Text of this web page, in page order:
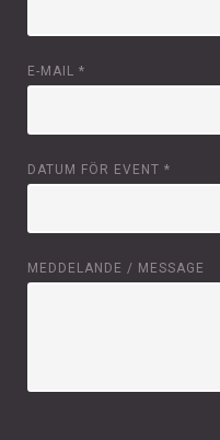
E-MAIL *
DATUM FÖR EVENT *
MEDDELANDE / MESSAGE